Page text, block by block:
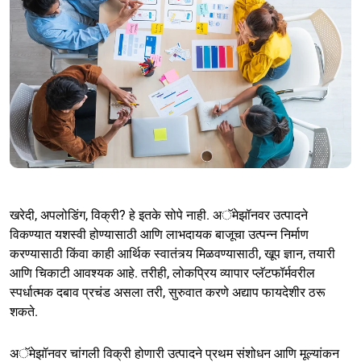
खरेदी, अपलोडिंग, विक्री? हे इतके सोपे नाही. अॅमेझॉनवर उत्पादने
विकण्यात यशस्वी होण्यासाठी आणि लाभदायक बाजूचा उत्पन्न निर्माण
करण्यासाठी किंवा काही आर्थिक स्वातंत्र्य मिळवण्यासाठी, खूप ज्ञान, तयारी
आणि चिकाटी आवश्यक आहे. तरीही, लोकप्रिय व्यापार प्लॅटफॉर्मवरील
स्पर्धात्मक दबाव प्रचंड असला तरी, सुरुवात करणे अद्याप फायदेशीर ठरू
शकते.
अॅमेझॉनवर चांगली विक्री होणारी उत्पादने प्रथम संशोधन आणि मूल्यांकन